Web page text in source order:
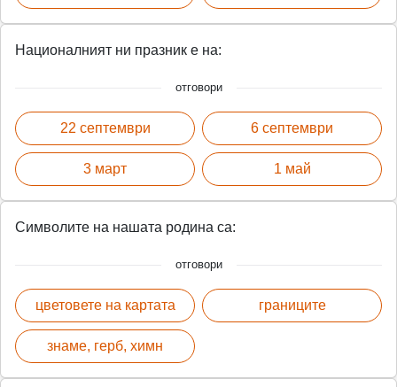
Националният ни празник е на:
отговори
22 септември
3 март
6 септември
1 май
Символите на нашата родина са:
отговори
цветовете на картата
знаме, герб, химн
границите